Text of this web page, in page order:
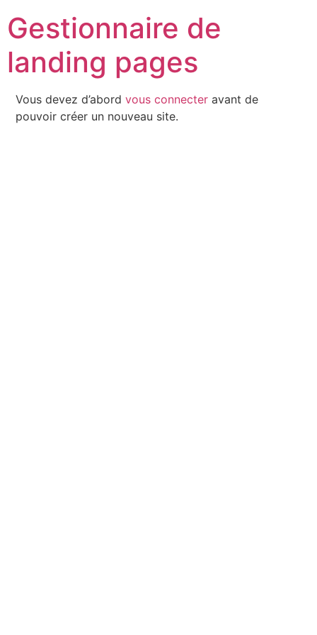
au
contenu
Gestionnaire de
landing pages
Vous devez d’abordvous connecter avant de
pouvoir créer un nouveau site.